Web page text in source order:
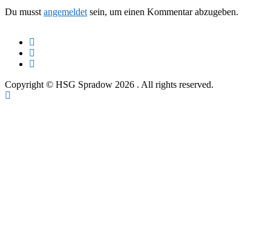
Du musst angemeldet sein, um einen Kommentar abzugeben.
Copyright © HSG Spradow 2026 . All rights reserved.